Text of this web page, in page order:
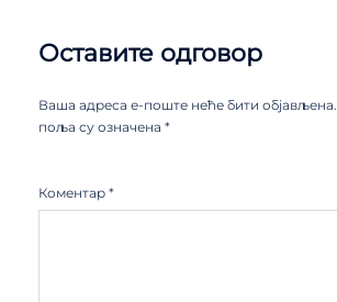
Оставите одговор
Ваша адреса е-поште неће бити објављена.
поља су означена *
Коментар *